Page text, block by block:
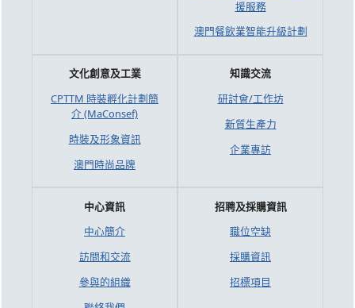
援服務
澳門餐飲業智能升級計劃
文化創意及工業
CPTTM 時裝孵化計劃簡
介 (MaConsef)
時裝及形象資訊
澳門時尚品牌
知識交流
研討會/工作坊
新質生產力
企業專訪
中心資訊
中心簡介
訪問和交流
參與的組織
招聘及採購資訊
職位空缺
採購資訊
招標項目